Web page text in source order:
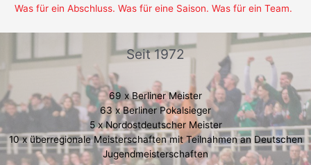
Was für ein Abschluss. Was für eine Saison. Was für ein Team.
Seit 1972
69 x Berliner Meister
63 x Berliner Pokalsieger
5 x Nordostdeutscher Meister
10 x überregionale Meisterschaften mit Teilnahmen an Deutschen
Jugendmeisterschaften